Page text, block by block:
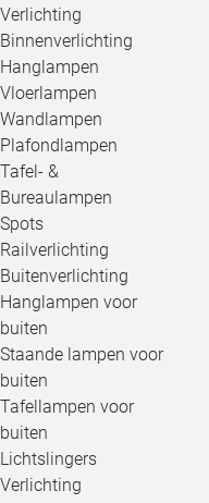
Verlichting
Binnenverlichting
Hanglampen
Vloerlampen
Wandlampen
Plafondlampen
Tafel- &
Bureaulampen
Spots
Railverlichting
Buitenverlichting
Hanglampen voor
buiten
Staande lampen voor
buiten
Tafellampen voor
buiten
Lichtslingers
Verlichting